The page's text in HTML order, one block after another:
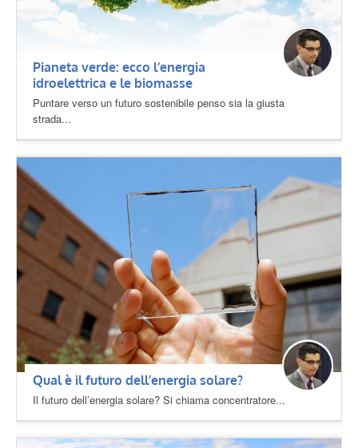
Pianeta verde: ecco l’energia
idroelettrica e le biomasse
Puntare verso un futuro sostenibile penso sia la giusta
strada...
Qual è il futuro dell’energia solare?
Il futuro dell’energia solare? Si chiama concentratore...